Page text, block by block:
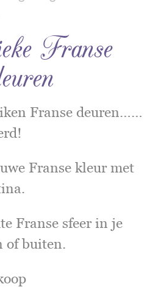
Franse
Franse deuren……
Franse kleur met
Franse sfeer in je
of buiten.